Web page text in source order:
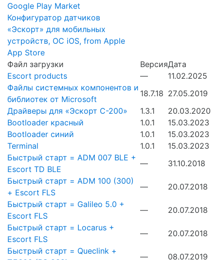
Google Play Market
Конфигуратор датчиков
«Эскорт» для мобильных
устройств, ОС iOS, from Apple
App Store
Файл загрузки
ВерсияДата
Escort products
—
11.02.2025
Файлы системных компонентов и
библиотек от Microsoft
18.7.18 27.05.2019
Драйверы для «Эскорт С-200»
1.3.1
20.03.2020
Bootloader красный
1.0.1
15.03.2023
Bootloader синий
1.0.1
15.03.2023
Terminal
1.0.1
15.03.2023
Быстрый старт = ADM 007 BLE +
Escort TD BLE
—
31.10.2018
Быстрый старт = ADM 100 (300)
+ Escort FLS
—
20.07.2018
Быстрый старт = Galileo 5.0 +
Escort FLS
—
20.07.2018
Быстрый старт = Locarus +
Escort FLS
—
20.07.2018
Быстрый старт = Queclink +
—
08.07.2019